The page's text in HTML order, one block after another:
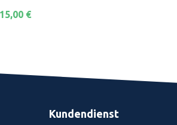
15,00 €
Kundendienst